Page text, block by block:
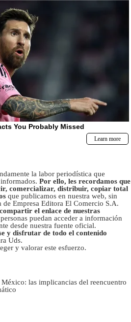
la labor periodística que
Por ello, les recordamos que
comercializar, distribuir, copiar total
que publicamos en nuestra web, sin
Empresa Editora El Comercio S.A.
el enlace de nuestras
puedan acceder a información
desde nuestra fuente oficial.
y disfrutar de todo el contenido
Uds.
y valorar este esfuerzo.
México: las implicancias del reencuentro